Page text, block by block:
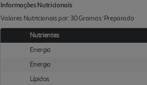
Informações Nutricionais
Valores Nutricionais por: 30 Gramas :Preparado
Nutrientes
Energia
Energia
Lípidos